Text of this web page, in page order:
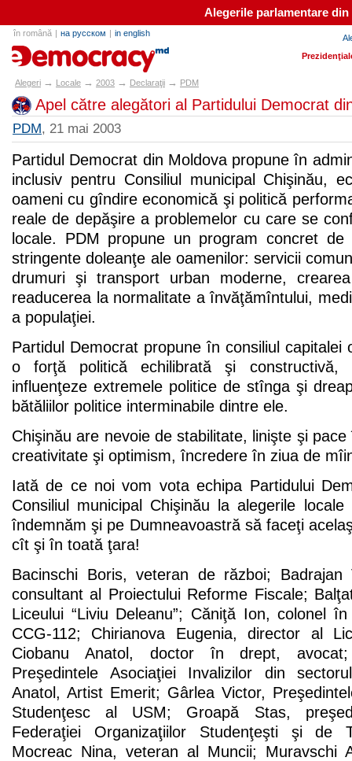
Alegerile parlamentare
în română | на русском | in english
alegeri.md
Alegeri → Locale → 2003 → Declaraţii → PDM
Apel către alegători al Partidului Democrat
PDM, 21 mai 2003
Partidul Democrat din Moldova propune în
inclusiv pentru Consiliul municipal Chişinău,
oameni cu gîndire economică şi politică
reale de depăşire a problemelor cu care se
locale. PDM propune un program concret
stringente doleanţe ale oamenilor: servicii
drumuri şi transport urban moderne,
readucerea la normalitate a învăţămîntului,
a populaţiei.
Partidul Democrat propune în consiliul capitalei
o forţă politică echilibrată şi
influenţeze extremele politice de stînga şi
bătăliilor politice interminabile dintre ele.
Chişinău are nevoie de stabilitate, linişte şi
creativitate şi optimism, încredere în ziua de
Iată de ce noi vom vota echipa Partidului
Consiliul municipal Chişinău la alegerile
îndemnăm şi pe Dumneavoastră să faceţi
cît şi în toată ţara!
Bacinschi Boris, veteran de război; Badrajan
consultant al Proiectului Reforme Fiscale;
Liceului “Liviu Deleanu”; Căniţă Ion, colonel
CCG-112; Chirianova Eugenia, director al
Ciobanu Anatol, doctor în drept, avocat;
Preşedintele Asociaţiei Invalizilor din
Anatol, Artist Emerit; Gârlea Victor,
Studenţesc al USM; Groapă Stas,
Federaţiei Organizaţiilor Studenţeşti şi de
Mocreac Nina, veteran al Muncii; Muravschi